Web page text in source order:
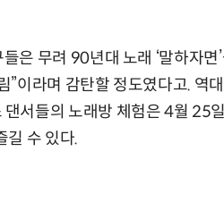
은 무려 90년대 노래 ‘말하자
”이라며 감탄할 정도였다고. 역
서들의 노래방 체험은 4월 25
길 수 있다.